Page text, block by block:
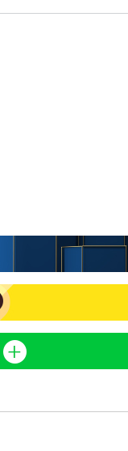
2 전현무 "전 연
3
"여군 지원 막
다"…707 출신
4
박찬민 딸 박민
5
"한강수영장,